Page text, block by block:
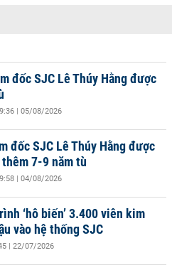
đốc SJC Lê Thúy Hằng được
| 05/08/2026
đốc SJC Lê Thúy Hằng được
7-9 năm tù
| 04/08/2026
‘hô biến’ 3.400 viên kim
vào hệ thống SJC
| 22/07/2026